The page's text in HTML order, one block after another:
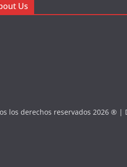
Us
los derechos reservados 2026 ® |